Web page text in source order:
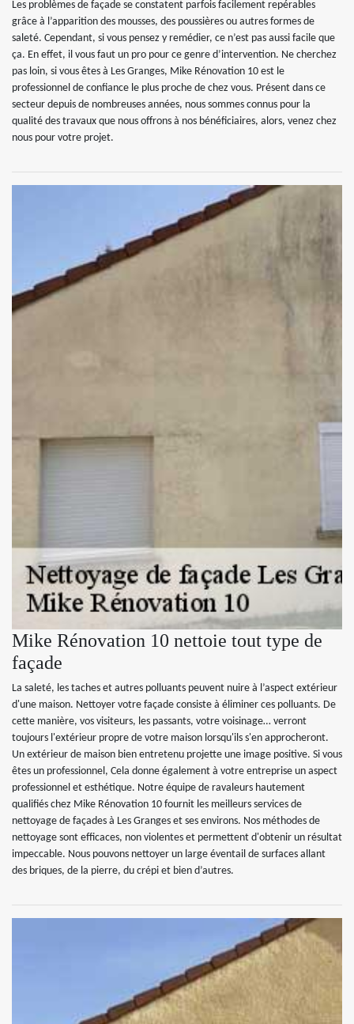
Les problèmes de façade se constatent parfois facilement repérables
grâce à l’apparition des mousses, des poussières ou autres formes de
saleté. Cependant, si vous pensez y remédier, ce n’est pas aussi facile que
ça. En effet, il vous faut un pro pour ce genre d’intervention. Ne cherchez
pas loin, si vous êtes à Les Granges, Mike Rénovation 10 est le
professionnel de confiance le plus proche de chez vous. Présent dans ce
secteur depuis de nombreuses années, nous sommes connus pour la
qualité des travaux que nous offrons à nos bénéficiaires, alors, venez chez
nous pour votre projet.
Mike Rénovation 10 nettoie tout type de
façade
La saleté, les taches et autres polluants peuvent nuire à l’aspect extérieur
d'une maison. Nettoyer votre façade consiste à éliminer ces polluants. De
cette manière, vos visiteurs, les passants, votre voisinage… verront
toujours l'extérieur propre de votre maison lorsqu'ils s'en approcheront.
Un extérieur de maison bien entretenu projette une image positive. Si vous
êtes un professionnel, Cela donne également à votre entreprise un aspect
professionnel et esthétique. Notre équipe de ravaleurs hautement
qualifiés chez Mike Rénovation 10 fournit les meilleurs services de
nettoyage de façades à Les Granges et ses environs. Nos méthodes de
nettoyage sont efficaces, non violentes et permettent d'obtenir un résultat
impeccable. Nous pouvons nettoyer un large éventail de surfaces allant
des briques, de la pierre, du crépi et bien d’autres.